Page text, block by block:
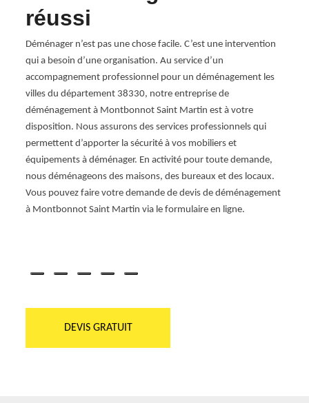
réussi
Déménager n’est pas une chose facile. C’est une intervention
qui a besoin d’une organisation. Au service d’un
accompagnement professionnel pour un déménagement les
villes du département 38330, notre entreprise de
déménagement à Montbonnot Saint Martin est à votre
disposition. Nous assurons des services professionnels qui
permettent d’apporter la sécurité à vos mobiliers et
équipements à déménager. En activité pour toute demande,
nous déménageons des maisons, des bureaux et des locaux.
Vous pouvez faire votre demande de devis de déménagement
à Montbonnot Saint Martin via le formulaire en ligne.
DEVIS GRATUIT